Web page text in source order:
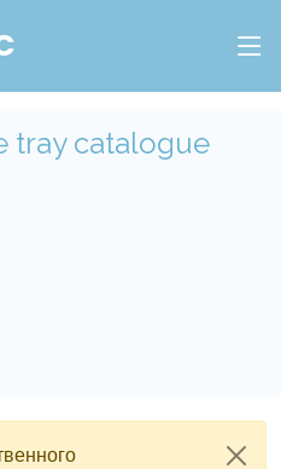
tray catalogue